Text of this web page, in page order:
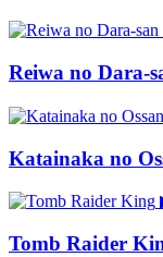
Reiwa no Dara-
Katainaka no
Tomb Raider